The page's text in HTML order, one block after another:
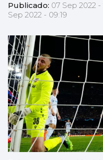
Publicado: 07 Sep 2022 -
Sep 2022 - 09:19